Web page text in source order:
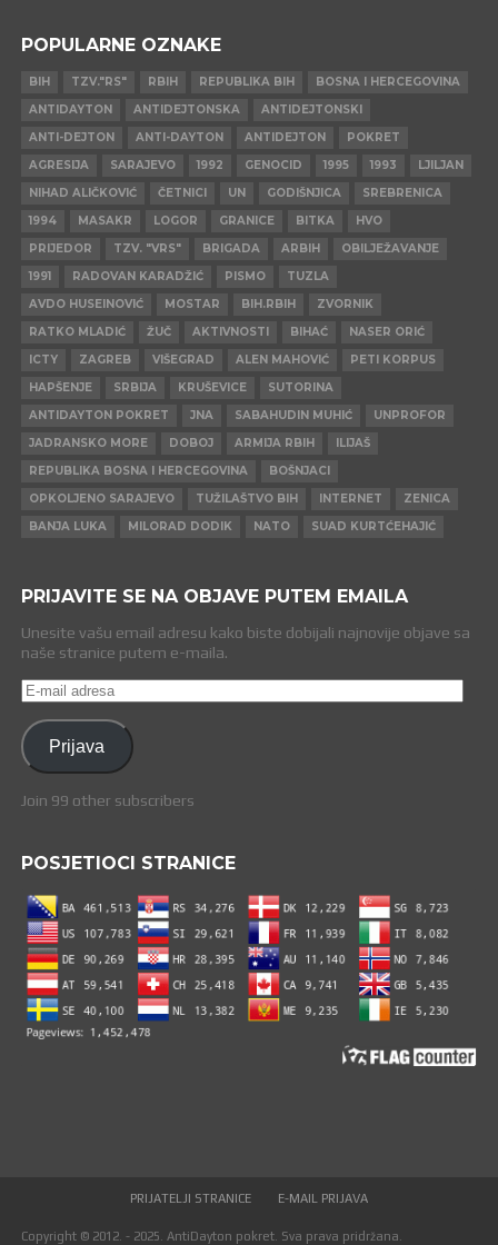
POPULARNE OZNAKE
BIH TZV."RS" RBIH REPUBLIKA BIH
BOSNA I HERCEGOVINA
ANTIDAYTON
ANTIDEJTONSKA
ANTIDEJTONSKI
ANTI-DEJTON
ANTI-DAYTON ANTIDEJTON
POKRET
AGRESIJA
SARAJEVO 1992 GENOCID 1995 1993
LJILJAN
NIHAD ALIČKOVIĆ
ČETNICI UN GODIŠNJICA
SREBRENICA
1994
MASAKR LOGOR GRANICE BITKA
HVO
PRIJEDOR
TZV. "VRS" BRIGADA ARBIH
OBILJEŽAVANJE
1991
RADOVAN KARADŽIĆ PISMO
TUZLA
AVDO HUSEINOVIĆ
MOSTAR BIH.RBIH
ZVORNIK
RATKO MLADIĆ
ŽUČ AKTIVNOSTI BIHAĆ
NASER ORIĆ
ICTY
ZAGREB VIŠEGRAD ALEN MAHOVIĆ
PETI KORPUS
HAPŠENJE
SRBIJA KRUŠEVICE
SUTORINA
ANTIDAYTON POKRET
JNA SABAHUDIN MUHIĆ
UNPROFOR
JADRANSKO MORE
DOBOJ ARMIJA RBIH
ILIJAŠ
REPUBLIKA BOSNA I HERCEGOVINA
BOŠNJACI
OPKOLJENO SARAJEVO
TUŽILAŠTVO BIH INTERNET
ZENICA
BANJA LUKA
MILORAD DODIK NATO SUAD KURTĆEHAJIĆ
PRIJAVITE SE NA OBJAVE PUTEM EMAILA
Unesite vašu email adresu kako biste dobijali najnovije objave sa
naše stranice putem e-maila.
E-
mail
adresa
Prijava
Join 99 other subscribers
POSJETIOCI STRANICE
PRIJATELJI STRANICE E-MAIL PRIJAVA
Copyright © 2012. - 2025. AntiDayton pokret. Sva prava pridržana.